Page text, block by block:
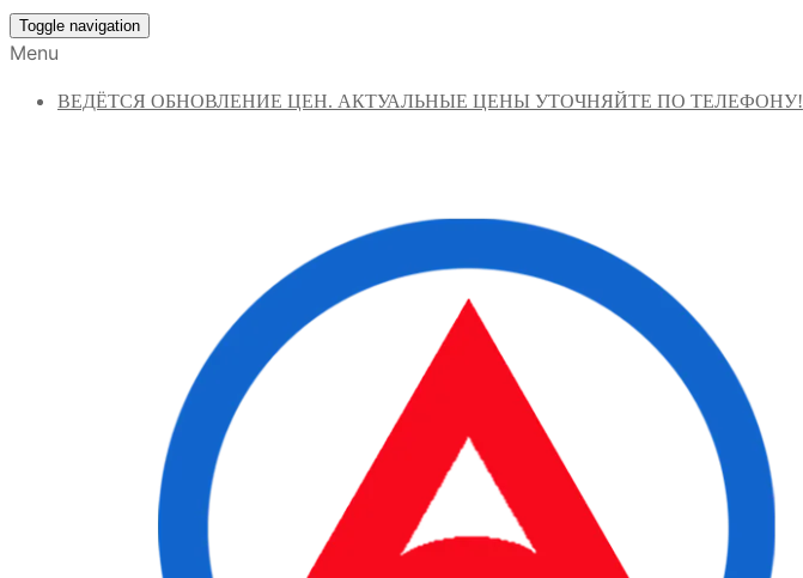
Toggle navigation
Menu
ВЕДЁТСЯ ОБНОВЛЕНИЕ ЦЕН. АКТУАЛЬНЫЕ ЦЕНЫ УТОЧНЯЙТЕ ПО ТЕЛЕФОНУ!